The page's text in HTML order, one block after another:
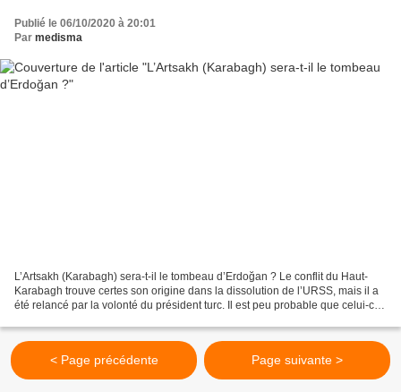
Publié le 06/10/2020 à 20:01
Par medisma
L’Artsakh (Karabagh) sera-t-il le tombeau d’Erdoğan ? Le conflit du Haut-
Karabagh trouve certes son origine dans la dissolution de l’URSS, mais il a
été relancé par la volonté du président turc. Il est peu probable que celui-ci
< Page précédente Page suivante >